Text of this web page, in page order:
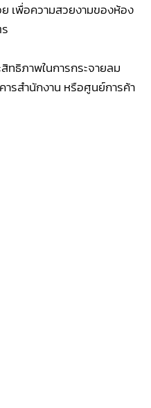
เพื่อความสวยงามของห้อง
ทธิภาพในการกระจายลม
ารสำนักงาน หรือศูนย์การค้า